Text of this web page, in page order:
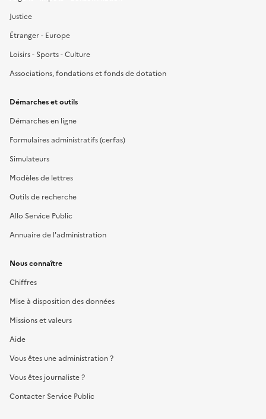
Justice
Étranger - Europe
Loisirs - Sports - Culture
Associations, fondations et fonds de dotation
Démarches et outils
Démarches en ligne
Formulaires administratifs (cerfas)
Simulateurs
Modèles de lettres
Outils de recherche
Allo Service Public
Annuaire de l'administration
Nous connaître
Chiffres
Mise à disposition des données
Missions et valeurs
Aide
Vous êtes une administration ?
Vous êtes journaliste ?
Contacter Service Public